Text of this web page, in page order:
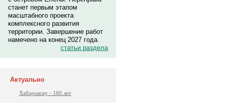
станет первым этапом
масштабного проекта
комплексного развития
территории. Завершение работ
намечено на конец 2027 года.
статьи раздела
Актуально
Хабаровску - 160 лет